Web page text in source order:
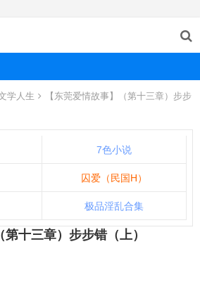
学人生
【东莞爱情故事】（第十三章）步步
7色小说
囚爱（民国H）
极品淫乱合集
第十三章）步步错（上）